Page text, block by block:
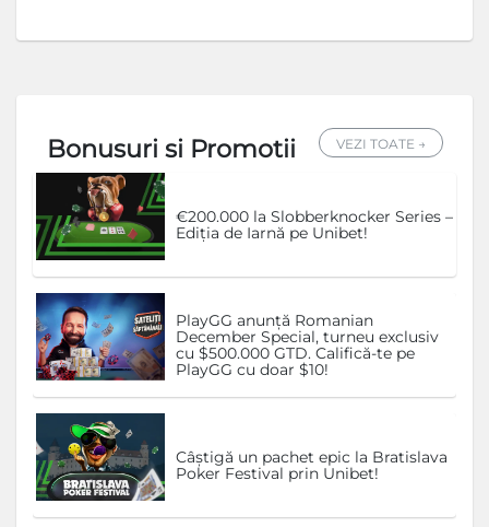
Bonusuri si Promotii VEZI TOATE →
€200.000 la Slobberknocker Series –
Ediția de Iarnă pe Unibet!
PlayGG anunță Romanian
December Special, turneu exclusiv
cu $500.000 GTD. Califică-te pe
PlayGG cu doar $10!
Câștigă un pachet epic la Bratislava
Poker Festival prin Unibet!